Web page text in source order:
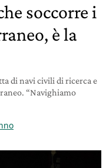
soccorre i
è la
di navi civili di ricerca e
“Navighiamo